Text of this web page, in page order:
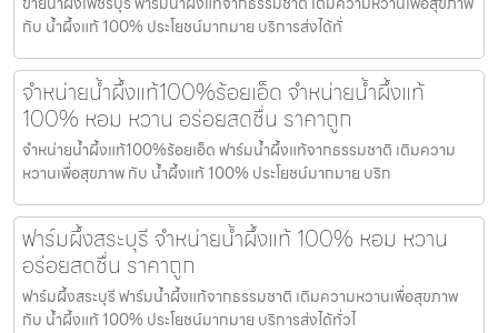
กับ น้ำผึ้งแท้ 100% ประโยชน์มากมาย บริการส่งได้ทั่
จำหน่ายน้ำผึ้งแท้100%ร้อยเอ็ด จำหน่ายน้ำผึ้งแท้
100% หอม หวาน อร่อยสดชื่น ราคาถูก
จำหน่ายน้ำผึ้งแท้100%ร้อยเอ็ด ฟาร์มน้ำผึ้งแท้จากธรรมชาติ เติมความ
หวานเพื่อสุขภาพ กับ น้ำผึ้งแท้ 100% ประโยชน์มากมาย บริก
ฟาร์มผึ้งสระบุรี จำหน่ายน้ำผึ้งแท้ 100% หอม หวาน
อร่อยสดชื่น ราคาถูก
ฟาร์มผึ้งสระบุรี ฟาร์มน้ำผึ้งแท้จากธรรมชาติ เติมความหวานเพื่อสุขภาพ
กับ น้ำผึ้งแท้ 100% ประโยชน์มากมาย บริการส่งได้ทั่วไ